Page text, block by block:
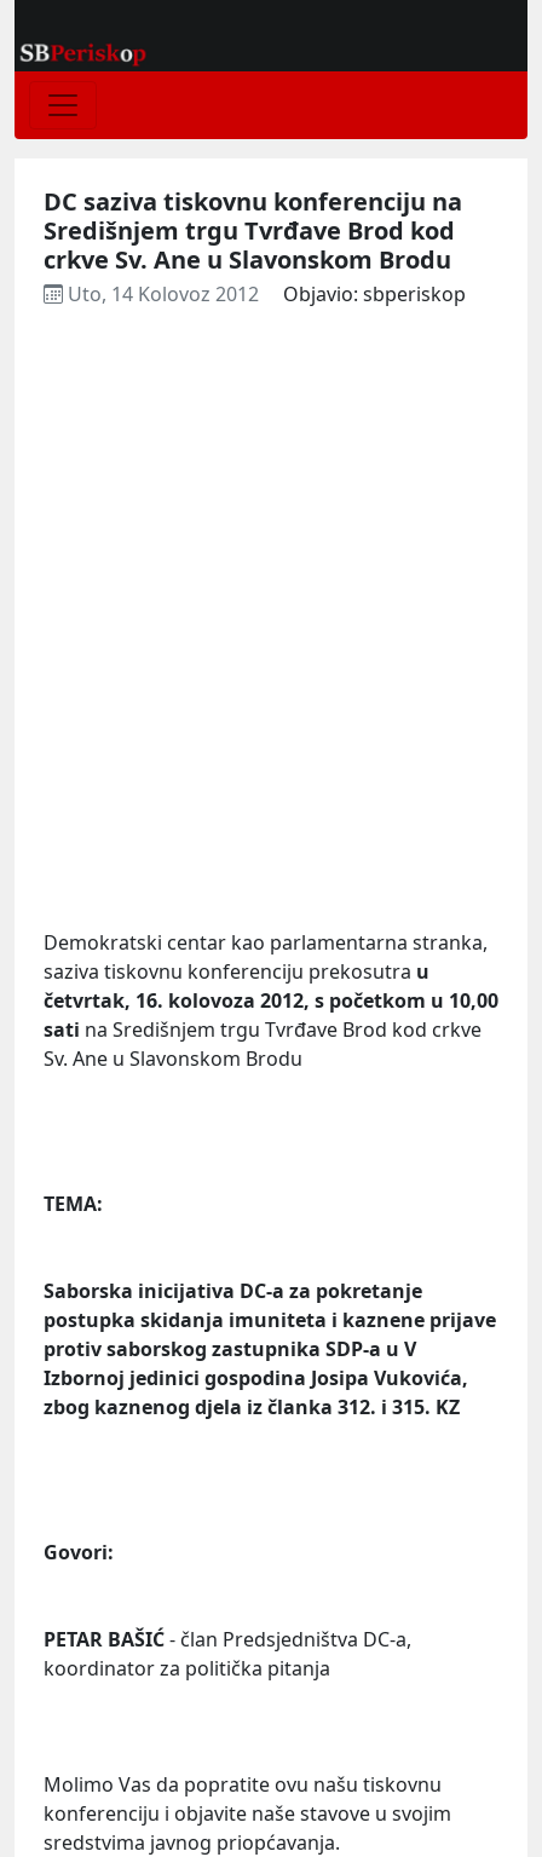
DC saziva tiskovnu konferenciju na
Središnjem trgu Tvrđave Brod kod
crkve Sv. Ane u Slavonskom Brodu
Uto, 14 Kolovoz 2012 Objavio: sbperiskop
Demokratski centar kao parlamentarna stranka,
saziva tiskovnu konferenciju prekosutra u
četvrtak, 16. kolovoza 2012, s početkom u 10,00
sati na Središnjem trgu Tvrđave Brod kod crkve
Sv. Ane u Slavonskom Brodu
TEMA:
Saborska inicijativa DC-a za pokretanje
postupka skidanja imuniteta i kaznene prijave
protiv saborskog zastupnika SDP-a u V
Izbornoj jedinici gospodina Josipa Vukovića,
zbog kaznenog djela iz članka 312. i 315. KZ
Govori:
PETAR BAŠIĆ- član Predsjedništva DC-a,
koordinator za politička pitanja
Molimo Vas da popratite ovu našu tiskovnu
konferenciju i objavite naše stavove u svojim
sredstvima javnog priopćavanja.